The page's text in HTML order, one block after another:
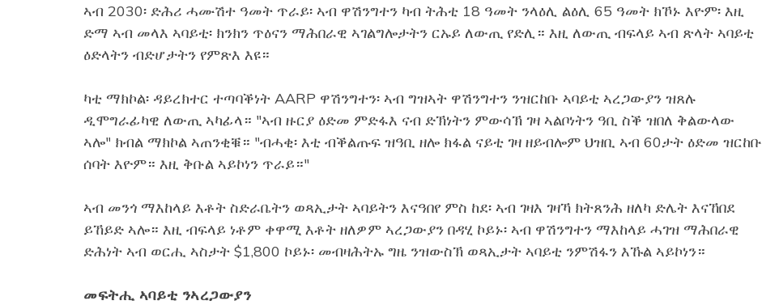
ኣብ 2030፡ ድሕሪ ሓሙሽተ ዓመት ጥራይ፡ ኣብ ዋሽንግተን ካብ ትሕቲ 18 ዓመት ንላዕሊ ልዕሊ 65 ዓመት ክኾኑ እዮም፡ እዚ
ድማ ኣብ መላእ ኣባይቲ፡ ክንክን ጥዕናን ማሕበራዊ ኣገልግሎታትን ርኡይ ለውጢ የድሊ። እዚ ለውጢ ብፍላይ ኣብ ጽላት ኣባይቲ
ዕድላትን ብድሆታትን የምጽእ እዩ።
ካቲ ማክኮል፡ ዳይረክተር ተጣባቕነት AARP ዋሽንግተን፡ ኣብ ግዝኣት ዋሽንግተን ንዝርከቡ ኣባይቲ ኣረጋውያን ዝጸሉ
ዲሞግራፊካዊ ለውጢ ኣካፊላ። "ኣብ ዙርያ ዕድመ ምድፋእ ናብ ድኽነትን ምውሳኽ ገዛ ኣልቦነትን ዓቢ ስቕ ዝበለ ቅልውላው
ኣሎ" ክብል ማክኮል ኣጠንቂቑ። "ብሓቂ፡ እቲ ብቕልጡፍ ዝዓቢ ዘሎ ክፋል ናይቲ ገዛ ዘይብሎም ህዝቢ ኣብ 60ታት ዕድመ ዝርከቡ
ሰባት እዮም። እዚ ቅቡል ኣይኮነን ጥራይ።"
ኣብ መንጎ ማእከላይ እቶት ስድራቤትን ወጻኢታት ኣባይትን እናዓበየ ምስ ከደ፡ ኣብ ገዛእ ገዛኻ ክትጸንሕ ዘለካ ድሌት እናኸበደ
ይኸይድ ኣሎ። እዚ ብፍላይ ነቶም ቀዋሚ እቶት ዘለዎም ኣረጋውያን በዳሂ ኮይኑ፡ ኣብ ዋሽንግተን ማእከላይ ሓገዝ ማሕበራዊ
ድሕነት ኣብ ወርሒ ኣስታት $1,800 ኮይኑ፡ መብዛሕትኡ ግዜ ንዝውስኽ ወጻኢታት ኣባይቲ ንምሽፋን እኹል ኣይኮነን።
መፍትሒ ኣባይቲ ንኣረጋውያን